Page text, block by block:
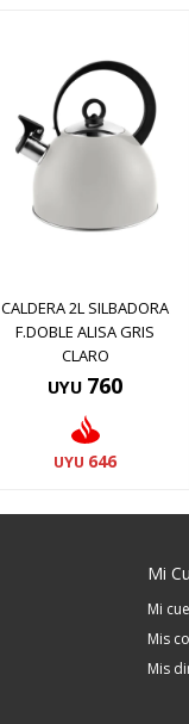
CALDERA 2L SILBADORA
F.DOBLE ALISA GRIS
CLARO
UYU 760
UYU 646
Mi
Mi
Mis
Mis